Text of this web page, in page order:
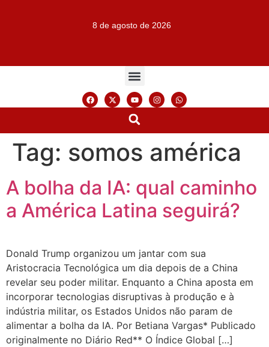
8 de agosto de 2026
Tag: somos américa
A bolha da IA: qual caminho
a América Latina seguirá?
Donald Trump organizou um jantar com sua
Aristocracia Tecnológica um dia depois de a China
revelar seu poder militar. Enquanto a China aposta em
incorporar tecnologias disruptivas à produção e à
indústria militar, os Estados Unidos não param de
alimentar a bolha da IA. Por Betiana Vargas* Publicado
originalmente no Diário Red** O Índice Global […]